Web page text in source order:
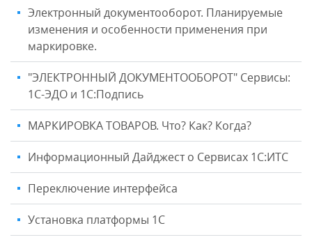
Электронный документооборот. Планируемые
изменения и особенности применения при
маркировке.
"ЭЛЕКТРОННЫЙ ДОКУМЕНТООБОРОТ" Сервисы:
1С-ЭДО и 1С:Подпись
МАРКИРОВКА ТОВАРОВ. Что? Как? Когда?
Информационный Дайджест о Сервисах 1С:ИТС
Переключение интерфейса
Установка платформы 1C